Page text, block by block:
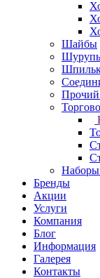
Шайбы
Прочий
Наборы
Бренды
Акции
Услуги
Компания
Блог
Информация
Галерея
Контакты